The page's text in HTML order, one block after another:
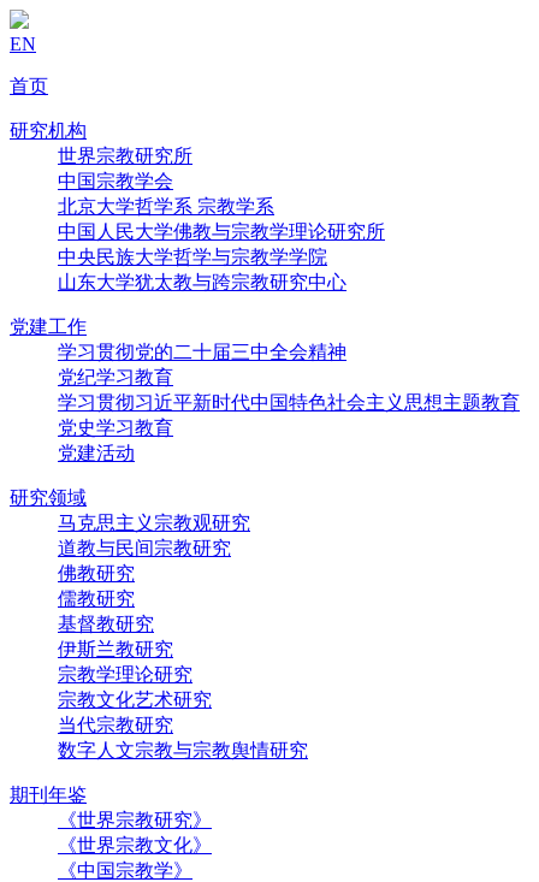
EN
首页
研究机构
世界宗教研究所
中国宗教学会
北京大学哲学系 宗教学系
中国人民大学佛教与宗教学理论研究所
中央民族大学哲学与宗教学学院
山东大学犹太教与跨宗教研究中心
党建工作
学习贯彻党的二十届三中全会精神
党纪学习教育
学习贯彻习近平新时代中国特色社会主义思想主题教育
党史学习教育
党建活动
研究领域
马克思主义宗教观研究
道教与民间宗教研究
佛教研究
儒教研究
基督教研究
伊斯兰教研究
宗教学理论研究
宗教文化艺术研究
当代宗教研究
数字人文宗教与宗教舆情研究
期刊年鉴
《世界宗教研究》
《世界宗教文化》
《中国宗教学》